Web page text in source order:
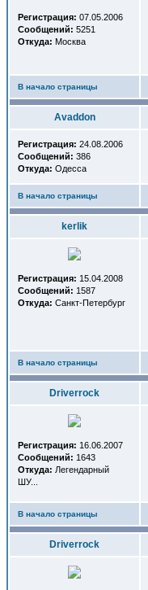
Регистрация: 07.05.2006
Сообщений: 5251
Откуда: Москва
В начало страницы
Avaddon
Регистрация: 24.08.2006
Сообщений: 386
Откуда: Одесса
В начало страницы
kerlik
Регистрация: 15.04.2008
Сообщений: 1587
Откуда: Санкт-Петербург
В начало страницы
Driverrock
Регистрация: 16.06.2007
Сообщений: 1643
Откуда: Легендарный
ШУ...
В начало страницы
Driverrock